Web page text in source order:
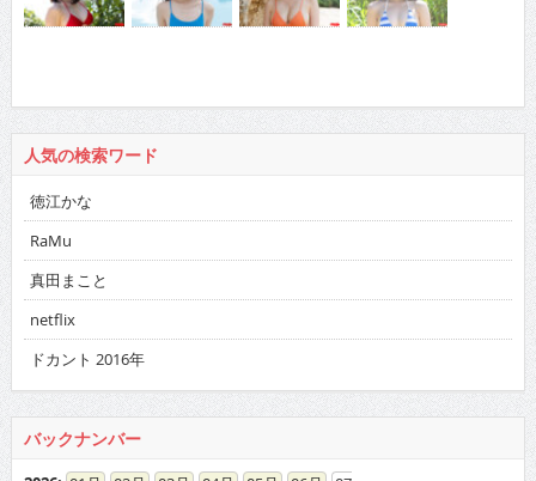
人気の検索ワード
徳江かな
RaMu
真田まこと
netflix
ドカント 2016年
バックナンバー